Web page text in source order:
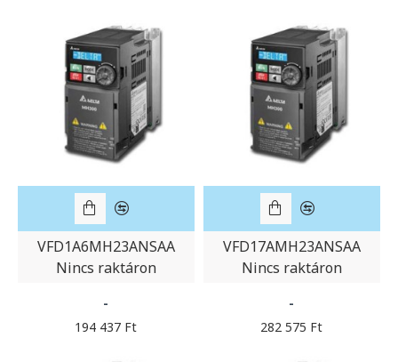
VFD1A6MH23ANSAA
Nincs raktáron
-
194 437 Ft
VFD17AMH23ANSAA
Nincs raktáron
-
282 575 Ft